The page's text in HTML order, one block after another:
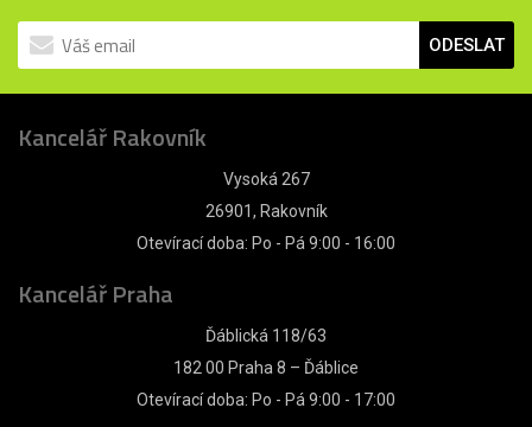
ODESLAT
Kancelář Rakovník
Vysoká 267
26901, Rakovník
Otevírací doba: Po - Pá 9:00 - 16:00
Kancelář Praha
Ďáblická 118/63
182 00 Praha 8 – Ďáblice
Otevírací doba: Po - Pá 9:00 - 17:00